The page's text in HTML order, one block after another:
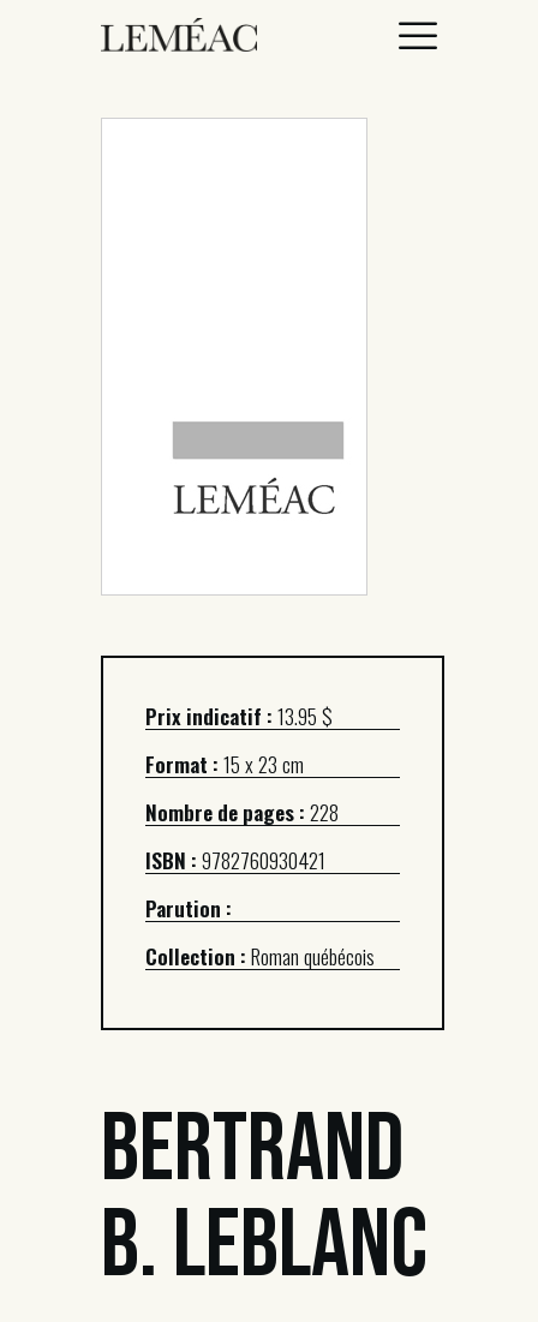
À PROPOS
Prix indicatif :13.95 $
Format :15 x 23 cm
Nombre de pages :228
ISBN :9782760930421
Parution :
Collection :Roman québécois
Bertrand
B. Leblanc